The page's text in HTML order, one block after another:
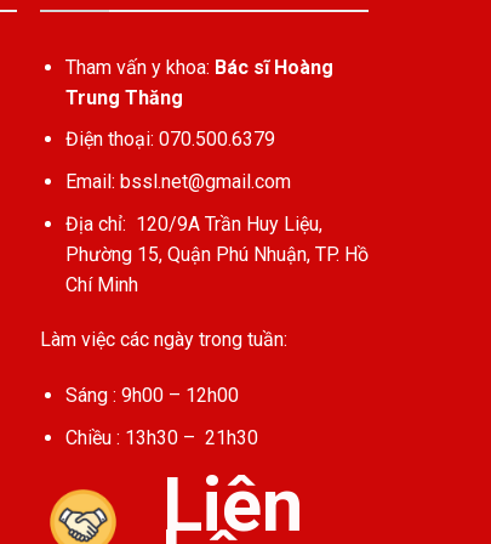
Tham vấn y khoa: Bác sĩ Hoàng
Trung Thăng
Điện thoại: 070.500.6379
Email:bssl.net@gmail.com
Địa chỉ: 120/9A Trần Huy Liệu,
Phường 15, Quận Phú Nhuận, TP. Hồ
Chí Minh
Làm việc các ngày trong tuần:
Sáng : 9h00 – 12h00
Chiều : 13h30 – 21h30
Liên